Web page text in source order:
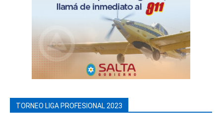
TORNEO LIGA PROFESIONAL 2023